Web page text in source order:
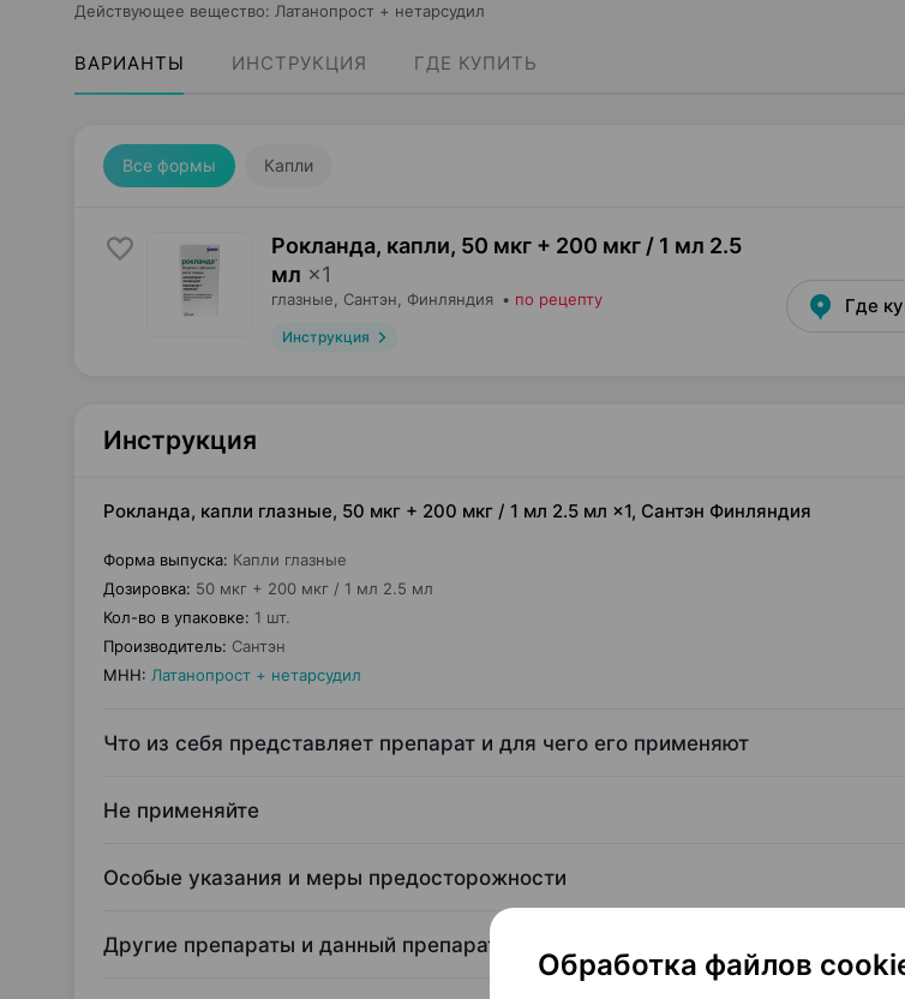
Действующее вещество: Латанопрост + нетарсудил
ВАРИАНТЫ ИНСТРУКЦИЯ ГДЕ КУПИТЬ
Все формы Капли
Рокланда, капли, 50 мкг + 200 мкг / 1 мл 2.5
мл ×1
глазные, Сантэн , Финляндия • по рецепту
Инструкция
Где
Инструкция
Рокланда, капли глазные, 50 мкг + 200 мкг / 1 мл 2.5 мл ×1, Сантэн Финляндия
Форма выпуска: Капли глазные
Дозировка: 50 мкг + 200 мкг / 1 мл 2.5 мл
Кол-во в упаковке: 1 шт.
Производитель: Сантэн
МНН: Латанопрост + нетарсудил
Что из себя представляет препарат и для чего его применяют
Не применяйте
Особые указания и меры предосторожности
Другие препараты и данный препарат
Обработка файлов